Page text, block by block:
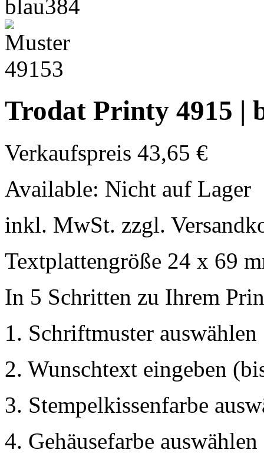
Trodat Printy 4915 |
Verkaufspreis 43,65 €
Available: Nicht auf Lager
inkl. MwSt. zzgl.
Textplattengröße 24 x 69
In 5 Schritten zu Ihrem
1. Schriftmuster auswählen
2. Wunschtext eingeben
3. Stempelkissenfarbe
4. Gehäusefarbe auswählen